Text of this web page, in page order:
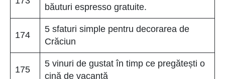
băuturi espresso gratuite.
174
5 sfaturi simple pentru decorarea de
Crăciun
175
5 vinuri de gustat în timp ce pregătești o
cină de vacanță